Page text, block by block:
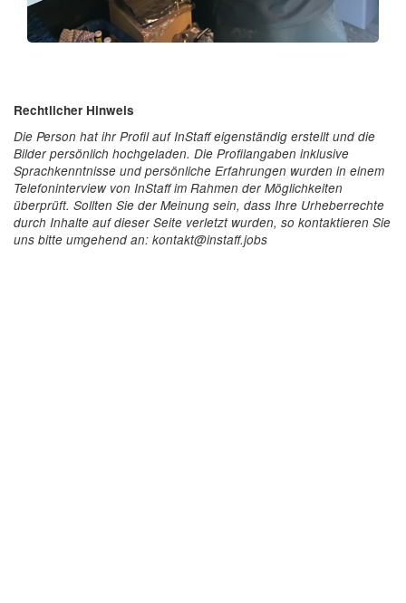
Rechtlicher Hinweis
Die Person hat ihr Profil auf InStaff eigenständig erstellt und die
Bilder persönlich hochgeladen. Die Profilangaben inklusive
Sprachkenntnisse und persönliche Erfahrungen wurden in einem
Telefoninterview von InStaff im Rahmen der Möglichkeiten
überprüft. Sollten Sie der Meinung sein, dass Ihre Urheberrechte
durch Inhalte auf dieser Seite verletzt wurden, so kontaktieren Sie
uns bitte umgehend an: kontakt@instaff.jobs